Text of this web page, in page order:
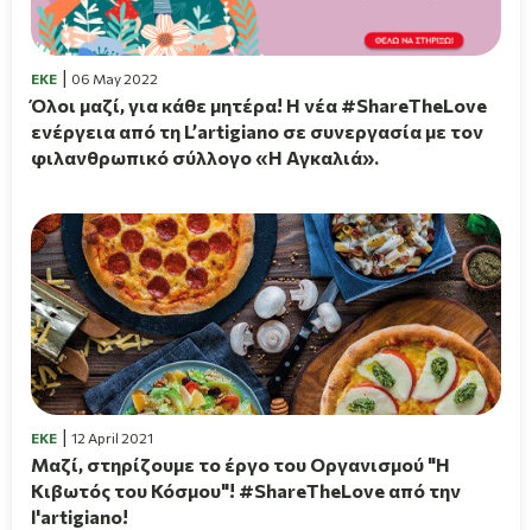
EKE 06 May 2022
Όλοι μαζί, για κάθε μητέρα! H νέα #ShareTheLove
ενέργεια από τη L’artigiano σε συνεργασία με τον
φιλανθρωπικό σύλλογο «Η Αγκαλιά».
EKE 12 April 2021
Μαζί, στηρίζουμε το έργο του Οργανισμού "Η
Κιβωτός του Κόσμου"! #ShareTheLove από την
l'artigiano!